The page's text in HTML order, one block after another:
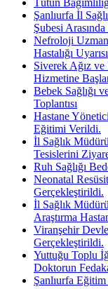
Şanlıurfa İl
Şubesi
Nefroloji
Hastalığı Uyarısı
Siverek Ağız ve
Hizmetine
Bebek Sağlığı
Toplantısı
Hastane
Eğitimi Verildi.
İl Sağlık
Tesislerini
Ruh Sağlığı
Neonatal
Gerçekleştirildi.
İl Sağlık
Araştırma
Viranşehir
Gerçekleştirildi.
Yuttuğu Toplu
Doktorun
Şanlıurfa